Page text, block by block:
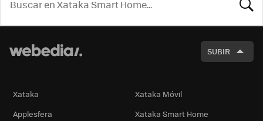
SUBIR
Xataka
Xataka Móvil
Applesfera
Xataka Smart Home